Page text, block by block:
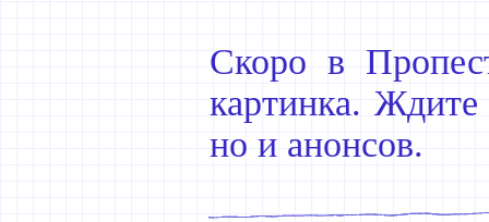
Скоро в
картинка. Ждите
но и анонсов.